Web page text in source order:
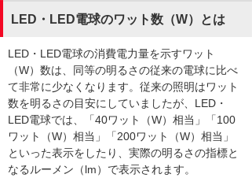
LED・LED電球のワット数（W）とは
LED・LED電球の消費電力量を示すワット
（W）数は、同等の明るさの従来の電球に比べ
て非常に少なくなります。従来の照明はワット
数を明るさの目安にしていましたが、LED・
LED電球では、「40ワット（W）相当」「100
ワット（W）相当」「200ワット（W）相当」
といった表示をしたり、実際の明るさの指標と
なるルーメン（lm）で表示されます。